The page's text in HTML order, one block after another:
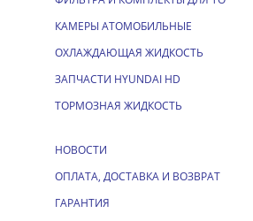
КАМЕРЫ АТОМОБИЛЬНЫЕ
ОХЛАЖДАЮЩАЯ ЖИДКОСТЬ
ЗАПЧАСТИ HYUNDAI HD
ТОРМОЗНАЯ ЖИДКОСТЬ
НОВОСТИ
ОПЛАТА, ДОСТАВКА И ВОЗВРАТ
ГАРАНТИЯ